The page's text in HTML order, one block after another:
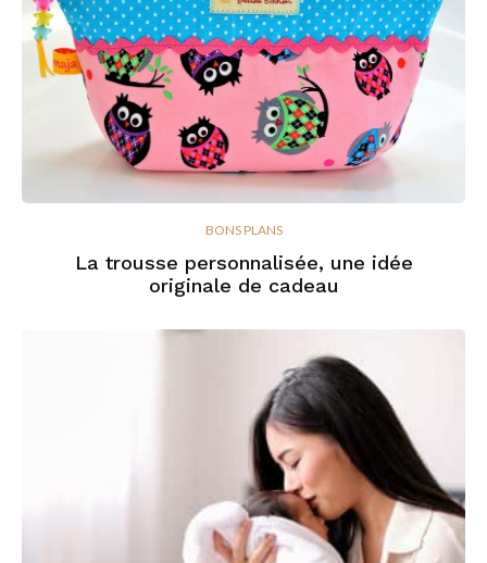
BONS PLANS
La trousse personnalisée, une idée
originale de cadeau